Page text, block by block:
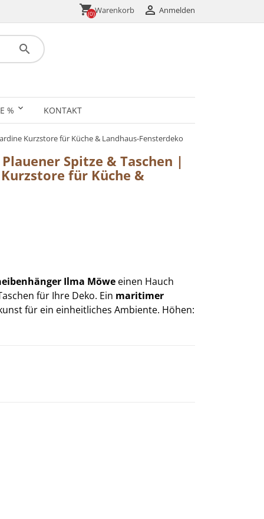
shopping_cartWarenkorb
(0)  Anmelden
% KONTAKT
search
Kurzstore für Küche & Landhaus-Fensterdeko
Spitze & Taschen |
für Küche &
Ilma Möwe einen Hauch
für Ihre Deko. Ein maritimer
für ein einheitliches Ambiente. Höhen: